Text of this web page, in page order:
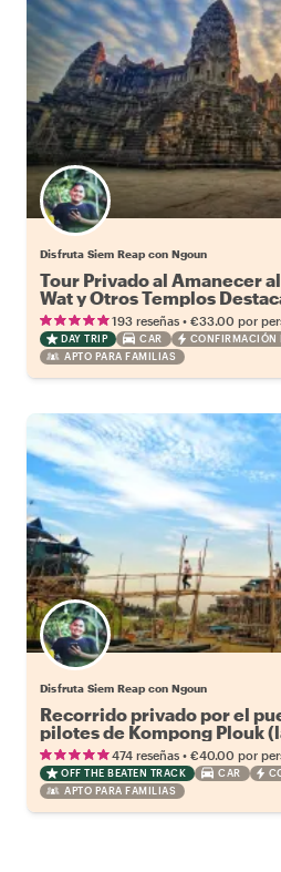
Disfruta Siem Reap con Ngoun
Tour Privado al Amanecer
Wat y Otros Templos
193 reseñas • €33.00 por
DAY TRIP CAR
CONFIRMACIÓN
APTO PARA FAMILIAS
Disfruta Siem Reap con Ngoun
Recorrido privado por el
pilotes de Kompong Plouk
474 reseñas • €40.00 por
OFF THE BEATEN TRACK CAR
APTO PARA FAMILIAS